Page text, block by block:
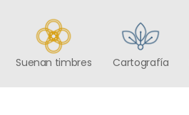
Suenan timbres Cartografía